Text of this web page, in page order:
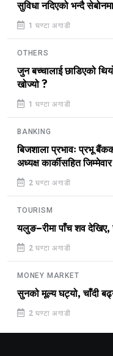
सुविधा नदिएको भन्दै
1 घण्टा अगाडी
OTHERS
जुन बच्चालाई छाडिएको
खोज्यो ?
1 घण्टा अगाडी
BANKING
बिजशाला प्रभावः प्रभू
अध्यक्ष कार्कीसहित
2 घण्टा अगाडी
TOURISM
यलुङ–रीमा पाँच शव देखिए,
2 घण्टा अगाडी
MONEY MARKET
सुनको मूल्य घट्यो, चाँदी
2 घण्टा अगाडी